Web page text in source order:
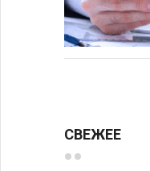
СВЕЖЕЕ